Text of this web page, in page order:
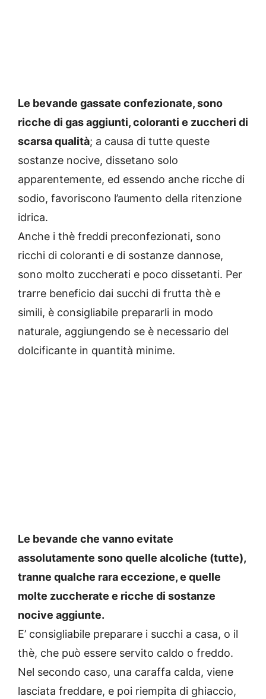
Le bevande gassate confezionate, sono
ricche di gas aggiunti, coloranti e zuccheri di
scarsa qualità; a causa di tutte queste
sostanze nocive, dissetano solo
apparentemente, ed essendo anche ricche di
sodio, favoriscono l’aumento della ritenzione
idrica.
Anche i thè freddi preconfezionati, sono
ricchi di coloranti e di sostanze dannose,
sono molto zuccherati e poco dissetanti. Per
trarre beneficio dai succhi di frutta thè e
simili, è consigliabile prepararli in modo
naturale, aggiungendo se è necessario del
dolcificante in quantità minime.
Le bevande che vanno evitate
assolutamente sono quelle alcoliche (tutte),
tranne qualche rara eccezione, e quelle
molte zuccherate e ricche di sostanze
nocive aggiunte.
E’ consigliabile preparare i succhi a casa, o il
thè, che può essere servito caldo o freddo.
Nel secondo caso, una caraffa calda, viene
lasciata freddare, e poi riempita di ghiaccio,